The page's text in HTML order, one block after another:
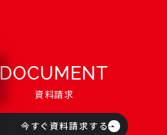
DOCUMENT
資料請求
今すぐ資料請求する